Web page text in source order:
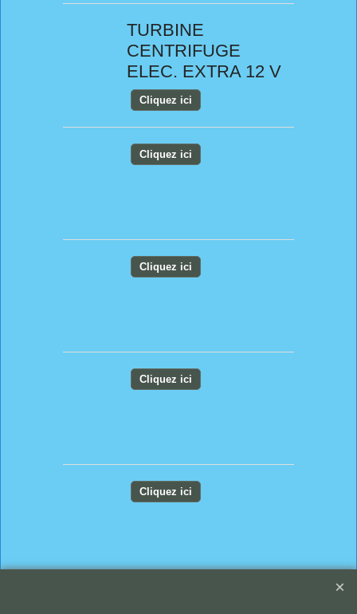
TURBINE
CENTRIFUGE
ELEC. EXTRA 12 V
Cliquez ici
Cliquez ici
Cliquez ici
Cliquez ici
Cliquez ici